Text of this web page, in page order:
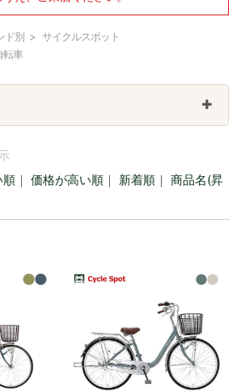
ド別
サイクルスポット
転車
順 ｜ 価格が高い順 ｜ 新着順 ｜ 商品名(昇